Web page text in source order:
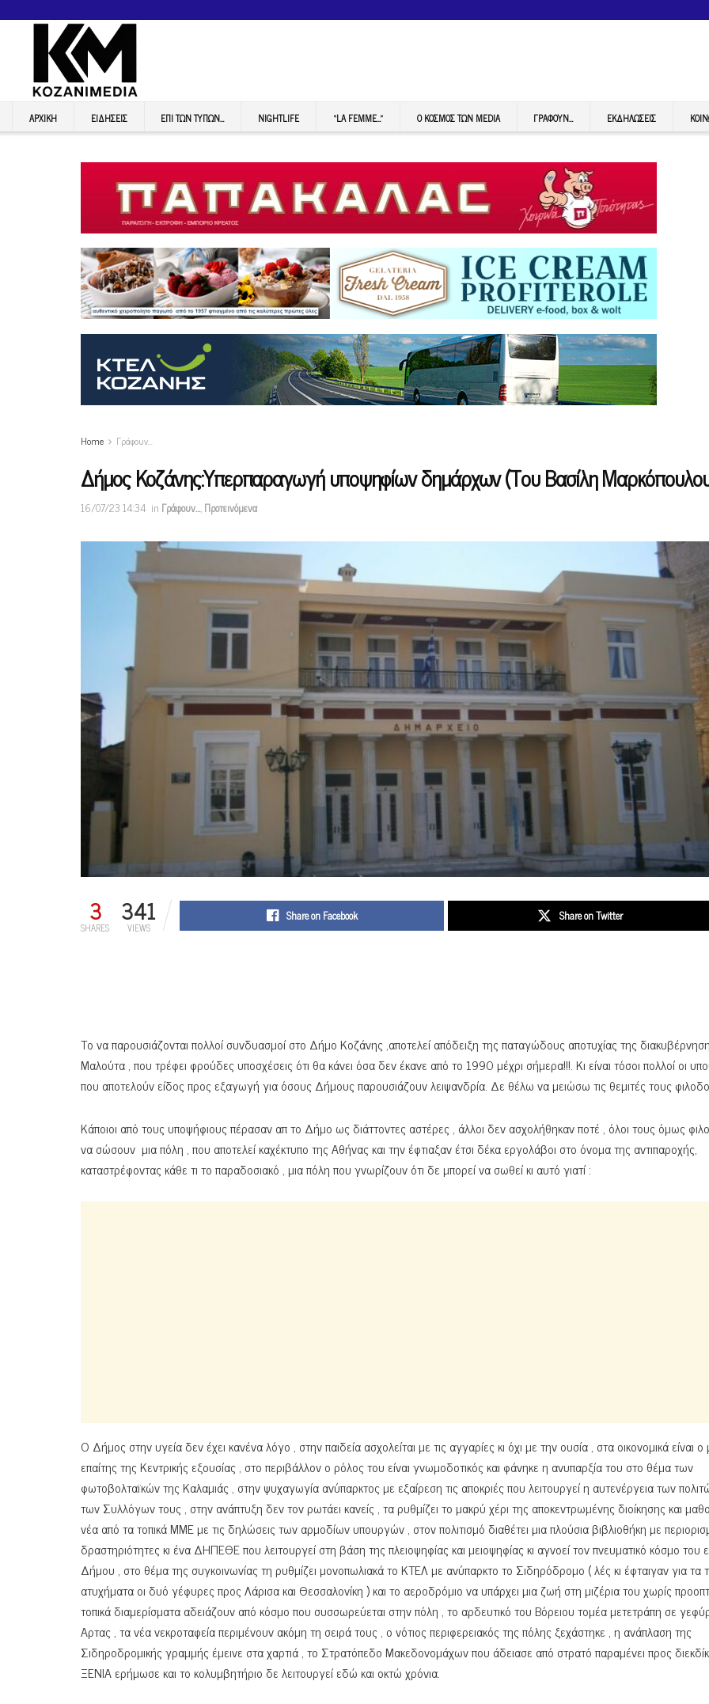
ΑΡΧΙΚΉ ΕΙΔΉΣΕΙΣ ΕΠI ΤΩΝ ΤΥΠΩΝ… NIGHTLIFE “LA FEMME…” Ο ΚΟΣΜΟΣ ΤΩΝ MEDIA ΓΡΆΦΟΥΝ… ΕΚΔΗΛΏΣΕΙΣ
Home Γράφουν…
Δήμος Κοζάνης:Υπερπαραγωγή υποψηφίων δημάρχων (Του Βασίλη
16/07/23 14:34 in Γράφουν…,Προτεινόμενα
3
SHARES 341
VIEWS
Share on Facebook Share on Twitter
Το να παρουσιάζονται πολλοί συνδυασμοί στο Δήμο Κοζάνης ,αποτελεί απόδειξη της παταγώδους αποτυχίας της
Μαλούτα , που τρέφει φρούδες υποσχέσεις ότι θα κάνει όσα δεν έκανε από το 1990 μέχρι σήμερα!!!. Κι είναι τόσοι πολλοί οι
που αποτελούν είδος προς εξαγωγή για όσους Δήμους παρουσιάζουν λειψανδρία. Δε θέλω να μειώσω τις θεμιτές τους
Κάποιοι από τους υποψήφιους πέρασαν απ το Δήμο ως διάττοντες αστέρες , άλλοι δεν ασχολήθηκαν ποτέ , όλοι τους όμως
να σώσουν μια πόλη , που αποτελεί καχέκτυπο της Αθήνας και την έφτιαξαν έτσι δέκα εργολάβοι στο όνομα της αντιπαροχής,
καταστρέφοντας κάθε τι το παραδοσιακό , μια πόλη που γνωρίζουν ότι δε μπορεί να σωθεί κι αυτό γιατί :
Ο Δήμος στην υγεία δεν έχει κανένα λόγο , στην παιδεία ασχολείται με τις αγγαρίες κι όχι με την ουσία , στα οικονομικά είναι ο
επαίτης της Κεντρικής εξουσίας , στο περιβάλλον ο ρόλος του είναι γνωμοδοτικός και φάνηκε η ανυπαρξία του στο θέμα των
φωτοβολταϊκών της Καλαμιάς , στην ψυχαγωγία ανύπαρκτος με εξαίρεση τις αποκριές που λειτουργεί η αυτενέργεια των
των Συλλόγων τους , στην ανάπτυξη δεν τον ρωτάει κανείς , τα ρυθμίζει το μακρύ χέρι της αποκεντρωμένης διοίκησης και
νέα από τα τοπικά ΜΜΕ με τις δηλώσεις των αρμοδίων υπουργών , στον πολιτισμό διαθέτει μια πλούσια βιβλιοθήκη με
δραστηριότητες κι ένα ΔΗΠΕΘΕ που λειτουργεί στη βάση της πλειοψηφίας και μειοψηφίας κι αγνοεί τον πνευματικό κόσμο του
Δήμου , στο θέμα της συγκοινωνίας τη ρυθμίζει μονοπωλιακά το ΚΤΕΛ με ανύπαρκτο το Σιδηρόδρομο ( λές κι έφταιγαν για τα
ατυχήματα οι δυό γέφυρες προς Λάρισα και Θεσσαλονίκη ) και το αεροδρόμιο να υπάρχει μια ζωή στη μιζέρια του χωρίς
τοπικά διαμερίσματα αδειάζουν από κόσμο που συσσωρεύεται στην πόλη , το αρδευτικό του Βόρειου τομέα μετετράπη σε
Αρτας , τα νέα νεκροταφεία περιμένουν ακόμη τη σειρά τους , ο νότιος περιφερειακός της πόλης ξεχάστηκε , η ανάπλαση της
Σιδηροδρομικής γραμμής έμεινε στα χαρτιά , το Στρατόπεδο Μακεδονομάχων που άδειασε από στρατό παραμένει προς
ΞΕΝΙΑ ερήμωσε και το κολυμβητήριο δε λειτουργεί εδώ και οκτώ χρόνια.